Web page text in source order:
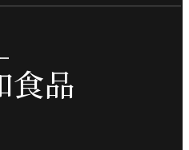
収集・利用にあた
人情報の使用範囲
扱います。また、
食品